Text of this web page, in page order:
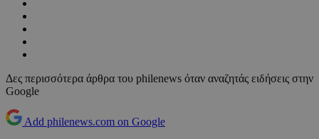
Δες περισσότερα άρθρα του philenews όταν αναζητάς ειδήσεις στην
Google
Add philenews.com on Google